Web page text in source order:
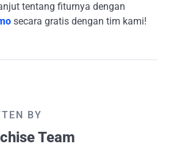
tentang fiturnya dengan
secara gratis dengan tim kami!
BY
Team